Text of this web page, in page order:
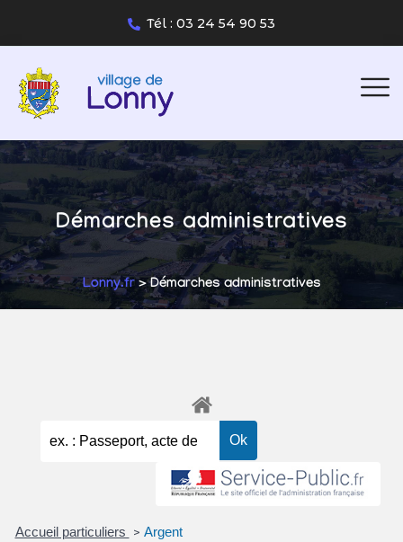
Tél : 03 24 54 90 53
Démarches administratives
Lonny.fr> Démarches administratives
Accueil particuliers > Argent